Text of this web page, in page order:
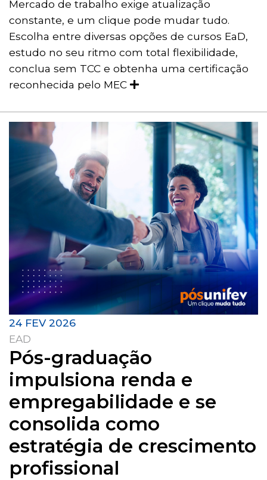
Mercado de trabalho exige atualização
constante, e um clique pode mudar tudo.
Escolha entre diversas opções de cursos EaD,
estudo no seu ritmo com total flexibilidade,
conclua sem TCC e obtenha uma certificação
reconhecida pelo MEC
24 FEV 2026
EAD
Pós-graduação
impulsiona renda e
empregabilidade e se
consolida como
estratégia de crescimento
profissional